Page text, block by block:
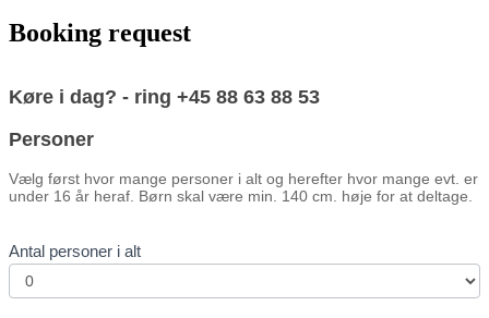
Booking request
form
Køre i dag? - ring +45 88 63 88 53
Personer
Vælg først hvor mange personer i alt og herefter hvor mange evt. er
under 16 år heraf. Børn skal være min. 140 cm. høje for at deltage.
Antal personer i alt